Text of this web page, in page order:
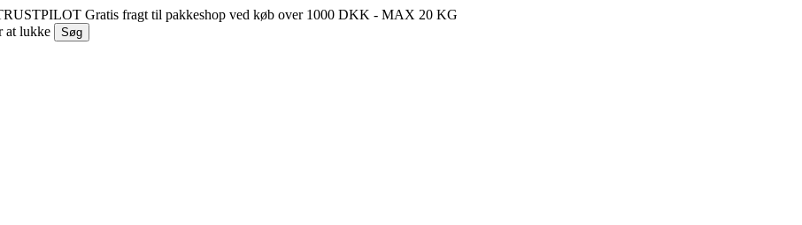
Gratis fragt til pakkeshop ved køb over 1000 DKK - MAX 20 KG
at lukke
Søg